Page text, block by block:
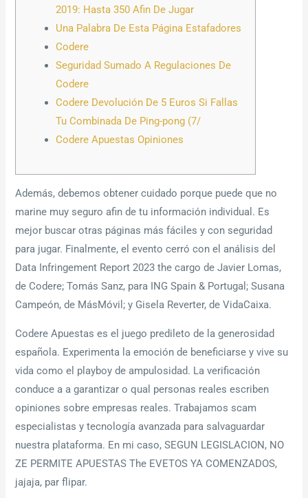
2019: Hasta 350 Afin De Jugar
Una Palabra De Esta Página Estafadores
Codere
Seguridad Sumado A Regulaciones De
Codere
Codere Devolución De 5 Euros Si Fallas
Tu Combinada De Ping-pong (7/
Codere Apuestas Opiniones
Además, debemos obtener cuidado porque puede que no
marine muy seguro afin de tu información individual. Es
mejor buscar otras páginas más fáciles y con seguridad
para jugar. Finalmente, el evento cerró con el análisis del
Data Infringement Report 2023 the cargo de Javier Lomas,
de Codere; Tomás Sanz, para ING Spain & Portugal; Susana
Campeón, de MásMóvil; y Gisela Reverter, de VidaCaixa.
Codere Apuestas es el juego predileto de la generosidad
española. Experimenta la emoción de beneficiarse y vive su
vida como el playboy de ampulosidad. La verificación
conduce a a garantizar o qual personas reales escriben
opiniones sobre empresas reales. Trabajamos scam
especialistas y tecnología avanzada para salvaguardar
nuestra plataforma. En mi caso, SEGUN LEGISLACION, NO
ZE PERMITE APUESTAS The EVETOS YA COMENZADOS,
jajaja, par flipar.